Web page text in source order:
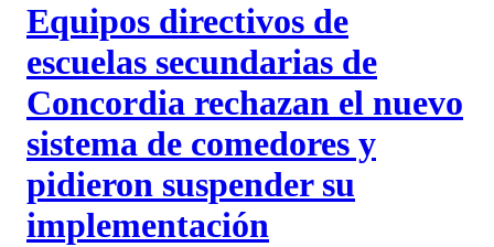
Equipos directivos de
escuelas secundarias de
Concordia rechazan el nuevo
sistema de comedores y
pidieron suspender su
implementación